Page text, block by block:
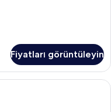
Fiyatları görüntüleyin
odada kasa, masa, güneşlik/